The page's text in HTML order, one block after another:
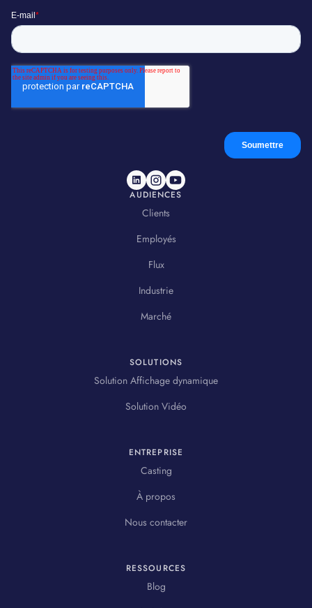
AUDIENCES
Clients
Employés
Flux
Industrie
Marché
SOLUTIONS
Solution Affichage dynamique
Solution Vidéo
ENTREPRISE
Casting
À propos
Nous contacter
RESSOURCES
Blog